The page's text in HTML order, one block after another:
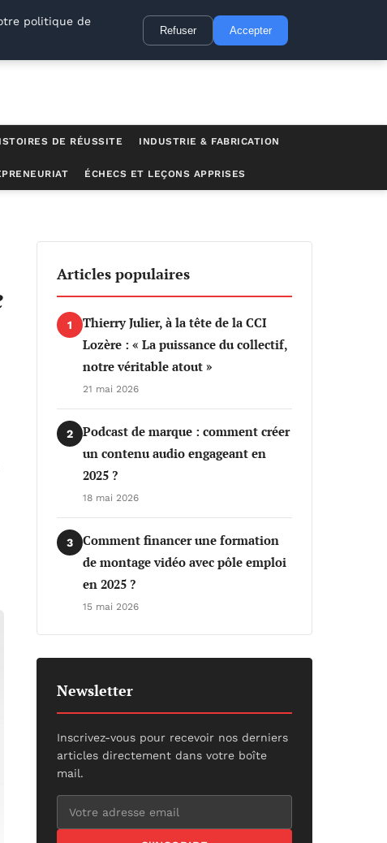
DE RÉUSSITE INDUSTRIE & FABRICATION
ÉCHECS ET LEÇONS APPRISES
Articles populaires
1
Thierry Julier, à la tête de la CCI
Lozère : « La puissance du collectif,
notre véritable atout »
21 mai 2026
2
Podcast de marque : comment créer
un contenu audio engageant en
2025 ?
18 mai 2026
3
Comment financer une formation
de montage vidéo avec pôle emploi
en 2025 ?
15 mai 2026
Newsletter
Inscrivez-vous pour recevoir nos derniers
articles directement dans votre boîte
mail.
politique de
Refuser Accepter